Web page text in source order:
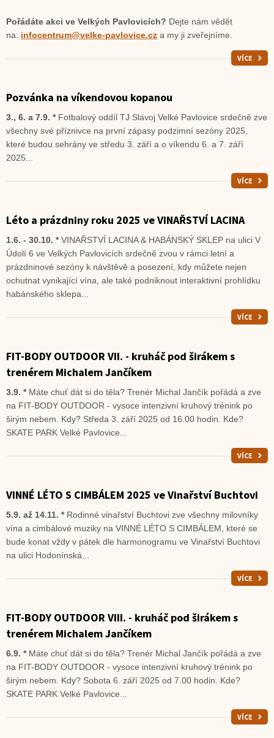
Pořádáte akci ve Velkých Pavlovicích? Dejte nám vědět
na: infocentrum@velke-pavlovice.cz a my ji zveřejníme.
VÍCE
Pozvánka na víkendovou kopanou
3., 6. a 7.9. * Fotbalový oddíl TJ Slavoj Velké Pavlovice srdečně zve
všechny své příznivce na první zápasy podzimní sezóny 2025,
které budou sehrány ve středu 3. září a o víkendu 6. a 7. září
2025...
VÍCE
Léto a prázdniny roku 2025 ve VINAŘSTVÍ LACINA
1.6. - 30.10. *VINAŘSTVÍ LACINA & HABÁNSKÝ SKLEP na ulici V
Údolí 6 ve Velkých Pavlovicích srdečně zvou v rámci letní a
prázdninové sezóny k návštěvě a posezení, kdy můžete nejen
ochutnat vynikající vína, ale také podniknout interaktivní prohlídku
habánského sklepa...
VÍCE
FIT-BODY OUTDOOR VII. - kruháč pod širákem s
trenérem Michalem Jančíkem
3.9. * Máte chuť dát si do těla? Trenér Michal Jančík pořádá a zve
na FIT-BODY OUTDOOR - vysoce intenzivní kruhový trénink po
širým nebem. Kdy? Středa 3. září 2025 od 16.00 hodin. Kde?
SKATE PARK Velké Pavlovice...
VÍCE
VINNÉ LÉTO S CIMBÁLEM 2025 ve Vinařství Buchtovi
5.9. až 14.11. * Rodinné vinařství Buchtovi zve všechny milovníky
vína a cimbálové muziky na VINNÉ LÉTO S CIMBÁLEM, které se
bude konat vždy v pátek dle harmonogramu ve Vinařství Buchtovi
na ulici Hodonínská...
VÍCE
FIT-BODY OUTDOOR VIII. - kruháč pod širákem s
trenérem Michalem Jančíkem
6.9. * Máte chuť dát si do těla? Trenér Michal Jančík pořádá a zve
na FIT-BODY OUTDOOR - vysoce intenzivní kruhový trénink po
širým nebem. Kdy? Sobota 6. září 2025 od 7.00 hodin. Kde?
SKATE PARK Velké Pavlovice...
VÍCE